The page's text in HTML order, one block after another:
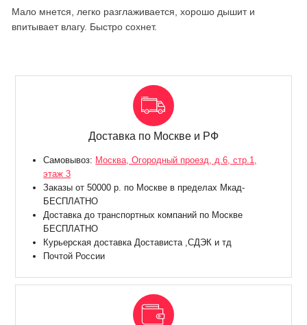
Мало мнется, легко разглаживается, хорошо дышит и
впитывает влагу. Быстро сохнет.
Доставка по Москве и РФ
Самовывоз: Москва, Огородный проезд, д.6, стр.1,
этаж 3
Заказы от 50000 р. по Москве в пределах Мкад-
БЕСПЛАТНО
Доставка до транспортных компаний по Москве
БЕСПЛАТНО
Курьерская доставка Достависта ,СДЭК и тд
Почтой России